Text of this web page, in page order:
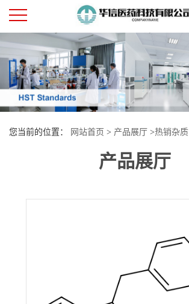
公
司
首
页
司
您当前的位置： 网站首页 > 产品展厅 >热销杂质
产品展厅